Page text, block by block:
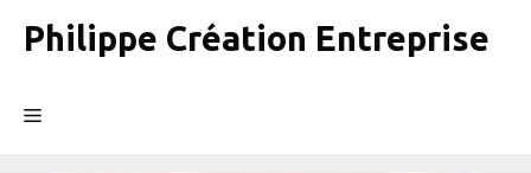
Philippe Création Entreprise
Menu